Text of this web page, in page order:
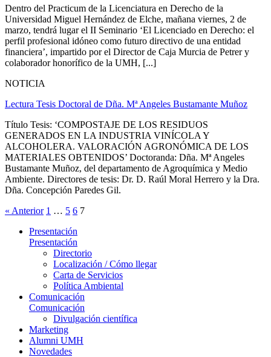
Dentro del Practicum de la Licenciatura en Derecho de la
Universidad Miguel Hernández de Elche, mañana viernes, 2 de
marzo, tendrá lugar el II Seminario ‘El Licenciado en Derecho: el
perfil profesional idóneo como futuro directivo de una entidad
financiera’, impartido por el Director de Caja Murcia de Petrer y
colaborador honorífico de la UMH, [...]
NOTICIA
Lectura Tesis Doctoral de Dña. Mª Angeles Bustamante Muñoz
Título Tesis: ‘COMPOSTAJE DE LOS RESIDUOS
GENERADOS EN LA INDUSTRIA VINÍCOLA Y
ALCOHOLERA. VALORACIÓN AGRONÓMICA DE LOS
MATERIALES OBTENIDOS’ Doctoranda: Dña. Mª Angeles
Bustamante Muñoz, del departamento de Agroquímica y Medio
Ambiente. Directores de tesis: Dr. D. Raúl Moral Herrero y la Dra.
Dña. Concepción Paredes Gil.
« Anterior 1 … 5 6 7
Presentación
Presentación
Directorio
Localización / Cómo llegar
Carta de Servicios
Política Ambiental
Comunicación
Comunicación
Divulgación científica
Marketing
Alumni UMH
Novedades